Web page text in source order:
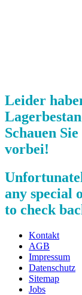
Leider
Schauen
vorbei!
any special
to check
Kontakt
AGB
Impressum
Datenschutz
Sitemap
Jobs